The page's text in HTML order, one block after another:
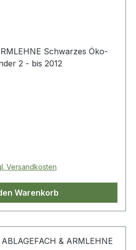
Schwarzes Öko-
Freelander 2 - bis 2012
Versandkosten
Warenkorb